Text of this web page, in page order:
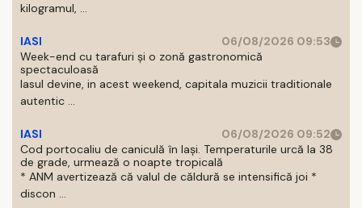
kilogramul, ...
IASI
06/08/2026 09:53
Week-end cu tarafuri și o zonă gastronomică
spectaculoasă
Iasul devine, in acest weekend, capitala muzicii traditionale
autentic ...
IASI
06/08/2026 09:52
Cod portocaliu de caniculă în Iași. Temperaturile urcă la 38
de grade, urmează o noapte tropicală
* ANM avertizează că valul de căldură se intensifică joi *
discon ...